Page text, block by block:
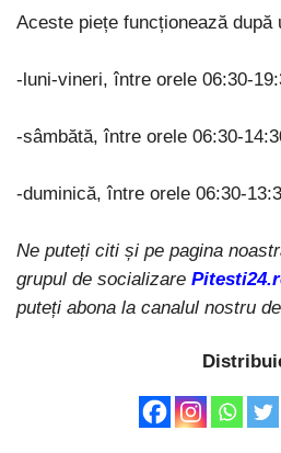
Aceste piețe funcționează după
-luni-vineri, între orele 06:30-
-sâmbătă, între orele 06:30-
-duminică, între orele 06:30-
Ne puteți citi și pe pagina
grupul de socializare
puteți abona la canalul nostru de